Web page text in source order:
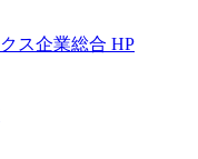
ス企業総合 HP